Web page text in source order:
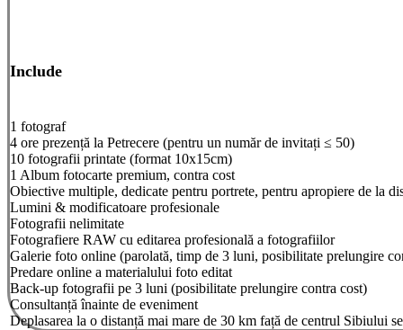
Include
1 fotograf
4 ore prezență la Petrecere (pentru un număr de invitați ≤ 50)
10 fotografii printate (format 10x15cm)
1 Album fotocarte premium, contra cost
Obiective multiple, dedicate pentru portrete, pentru apropiere de la
Lumini & modificatoare profesionale
Fotografii nelimitate
Fotografiere RAW cu editarea profesională a fotografiilor
Galerie foto online (parolată, timp de 3 luni, posibilitate prelungire
Predare online a materialului foto editat
Back-up fotografii pe 3 luni (posibilitate prelungire contra cost)
Consultanță înainte de eveniment
Deplasarea la o distanță mai mare de 30 km față de centrul Sibiului